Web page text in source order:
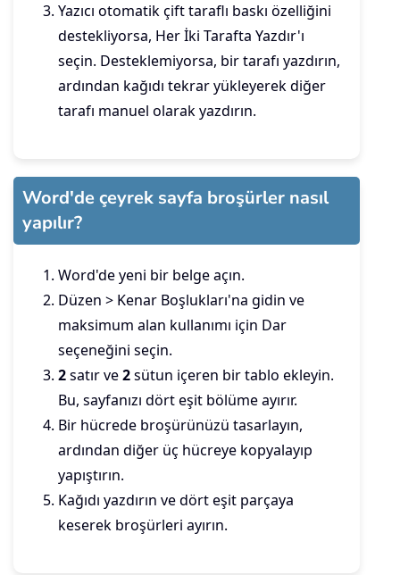
Yazıcı otomatik çift taraflı baskı özelliğini
destekliyorsa, Her İki Tarafta Yazdır'ı
seçin. Desteklemiyorsa, bir tarafı yazdırın,
ardından kağıdı tekrar yükleyerek diğer
tarafı manuel olarak yazdırın.
Word'de çeyrek sayfa broşürler nasıl
yapılır?
Word'de yeni bir belge açın.
Düzen > Kenar Boşlukları'na gidin ve
maksimum alan kullanımı için Dar
seçeneğini seçin.
2satır ve2sütun içeren bir tablo ekleyin.
Bu, sayfanızı dört eşit bölüme ayırır.
Bir hücrede broşürünüzü tasarlayın,
ardından diğer üç hücreye kopyalayıp
yapıştırın.
Kağıdı yazdırın ve dört eşit parçaya
keserek broşürleri ayırın.